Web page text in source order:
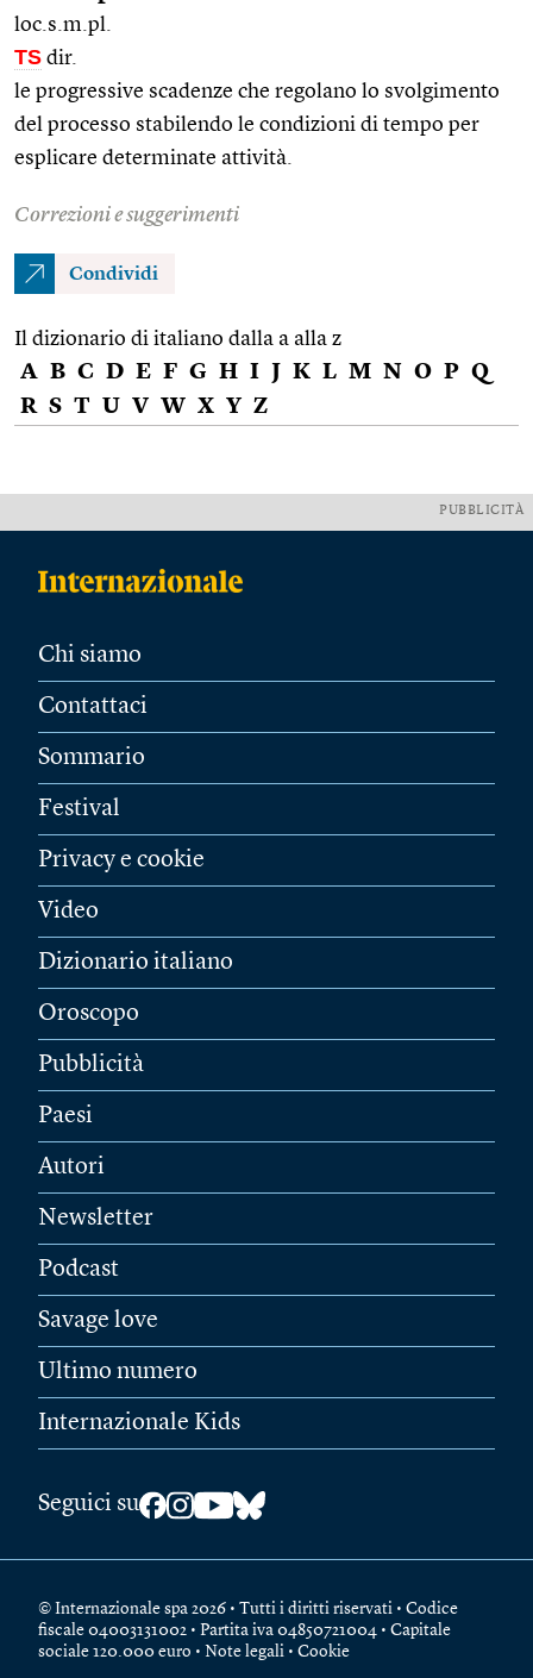
loc.s.m.pl.
TS dir.
le progressive scadenze che regolano lo svolgimento
del processo stabilendo le condizioni di tempo per
esplicare determinate attività.
Correzioni e suggerimenti
Condividi
Il dizionario di italiano dalla a alla z
A B C D E F G H I J K L M N O P Q
R S T U V W X Y Z
PUBBLICITÀ
Chi siamo
Contattaci
Sommario
Festival
Privacy e cookie
Video
Dizionario italiano
Oroscopo
Pubblicità
Paesi
Autori
Newsletter
Podcast
Savage love
Ultimo numero
Internazionale Kids
Seguici su
© Internazionale spa 2026 • Tutti i diritti riservati • Codice
fiscale 04003131002 • Partita iva 04850721004 • Capitale
sociale 120.000 euro • Note legali • Cookie